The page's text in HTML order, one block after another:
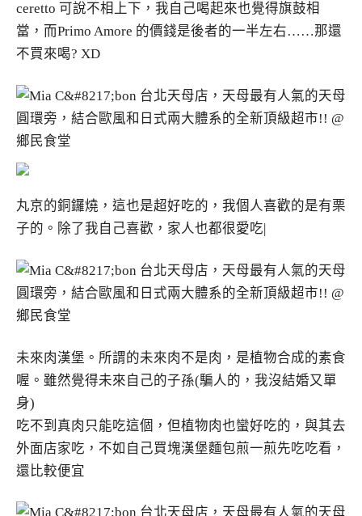
ceretto 可說不相上下，我自己喝起來也覺得旗鼓相
當，而Primo Amore 的價錢是後者的一半左右……那還
不買來喝? XD
丸京的銅鑼燒，這也是超好吃的，我個人喜歡的是有栗
子的。除了我自己喜歡，家人也都很愛吃|
未來肉漢堡。所謂的未來肉不是肉，是植物合成的素食
喔。雖然覺得未來自己的子孫(騙人的，我沒結婚又單
身)
吃不到真肉只能吃這個，但植物肉也蠻好吃的，與其去
外面店家吃，不如自己買塊漢堡麵包煎一煎先吃吃看，
還比較便宜